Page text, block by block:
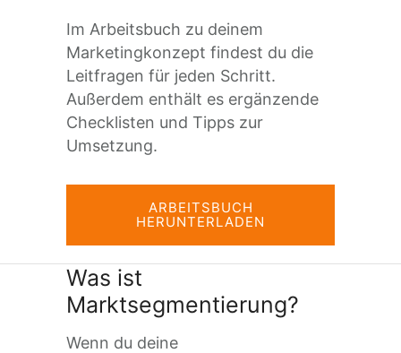
Im Arbeitsbuch zu deinem
Marketingkonzept findest du die
Leitfragen für jeden Schritt.
Außerdem enthält es ergänzende
Checklisten und Tipps zur
Umsetzung.
ARBEITSBUCH
HERUNTERLADEN
Was ist
Marktsegmentierung?
Wenn du deine